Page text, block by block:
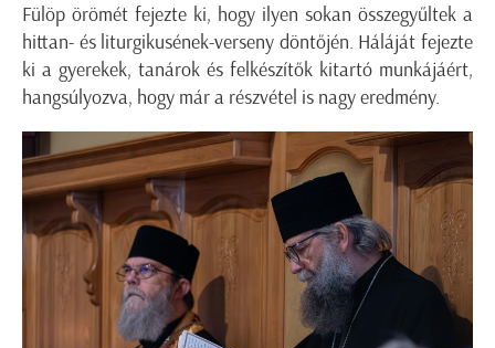
Fülöp örömét fejezte ki, hogy ilyen sokan összegyűltek a
hittan- és liturgikusének-verseny döntőjén. Háláját fejezte
ki a gyerekek, tanárok és felkészítők kitartó munkájáért,
hangsúlyozva, hogy már a részvétel is nagy eredmény.